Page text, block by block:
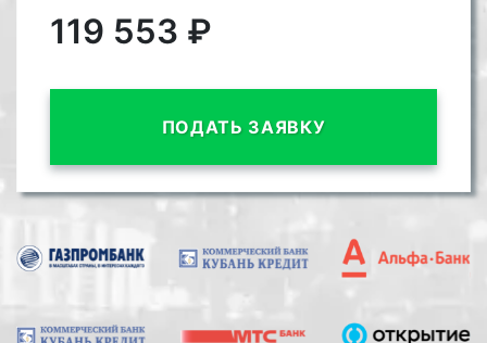
119 553 ₽
ПОДАТЬ ЗАЯВКУ